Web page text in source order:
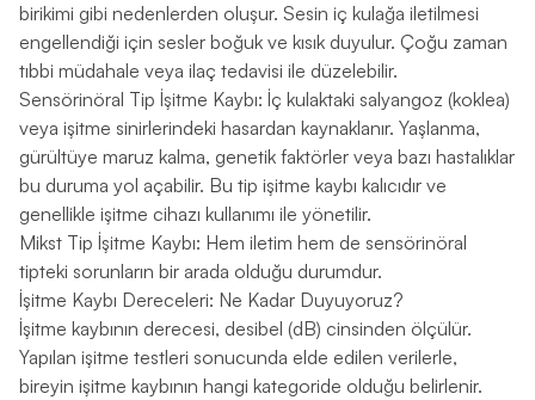
birikimi gibi nedenlerden oluşur. Sesin iç kulağa iletilmesi
engellendiği için sesler boğuk ve kısık duyulur. Çoğu zaman
tıbbi müdahale veya ilaç tedavisi ile düzelebilir.
Sensörinöral Tip İşitme Kaybı: İç kulaktaki salyangoz (koklea)
veya işitme sinirlerindeki hasardan kaynaklanır. Yaşlanma,
gürültüye maruz kalma, genetik faktörler veya bazı hastalıklar
bu duruma yol açabilir. Bu tip işitme kaybı kalıcıdır ve
genellikle işitme cihazı kullanımı ile yönetilir.
Mikst Tip İşitme Kaybı: Hem iletim hem de sensörinöral
tipteki sorunların bir arada olduğu durumdur.
İşitme Kaybı Dereceleri: Ne Kadar Duyuyoruz?
İşitme kaybının derecesi, desibel (dB) cinsinden ölçülür.
Yapılan işitme testleri sonucunda elde edilen verilerle,
bireyin işitme kaybının hangi kategoride olduğu belirlenir.